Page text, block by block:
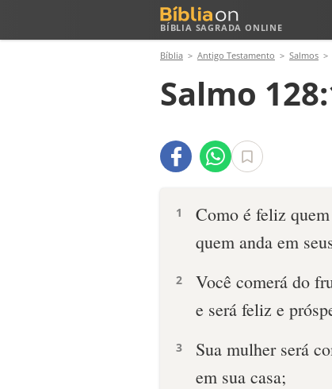
BÍBLIA SAGRADA ONLINE
Bíblia Antigo Testamento Salmos
Salmo
1
Como é feliz
quem anda em
2
Você comerá do
e será feliz e
3
Sua mulher será
em sua casa;